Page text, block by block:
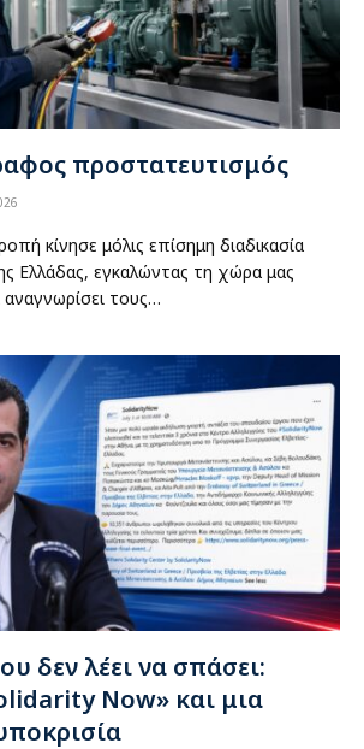
προστατευτισμός
κίνησε μόλις επίσημη διαδικασία
Ελλάδας, εγκαλώντας τη χώρα μας
αναγνωρίσει τους…
δεν λέει να σπάσει:
Now» και μια